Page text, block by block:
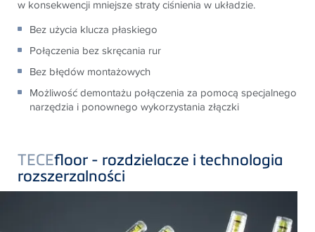
w konsekwencji mniejsze straty ciśnienia w układzie.
Bez użycia klucza płaskiego
Połączenia bez skręcania rur
Bez błędów montażowych
Możliwość demontażu połączenia za pomocą specjalnego
narzędzia i ponownego wykorzystania złączki
TECEfloor - rozdzielacze i technologia
rozszerzalności